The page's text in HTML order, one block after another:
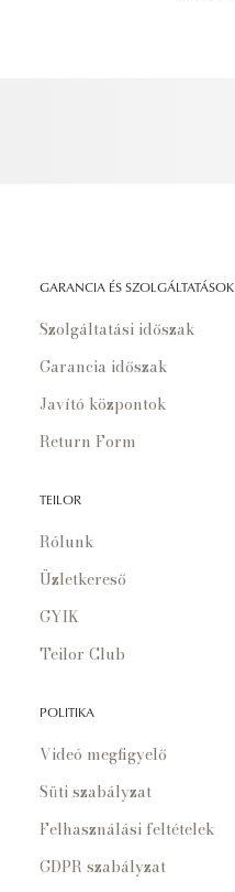
GARANCIA ÉS SZOLGÁLTATÁSOK
Szolgáltatási időszak
Garancia időszak
Javító központok
Return Form
TEILOR
Rólunk
Üzletkereső
GYIK
Teilor Club
POLITIKA
Videó megfigyelő
Süti szabályzat
Felhasználási feltételek
GDPR szabályzat